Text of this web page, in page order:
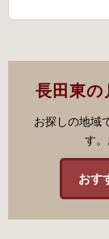
長田東の
お探しの地域
す
おす